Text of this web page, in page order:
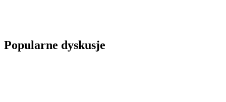
Popularne dyskusje